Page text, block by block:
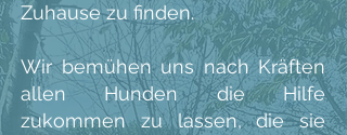
Zuhause zu finden.
Wir bemühen uns nach Kräften
allen Hunden die Hilfe
zukommen zu lassen, die sie